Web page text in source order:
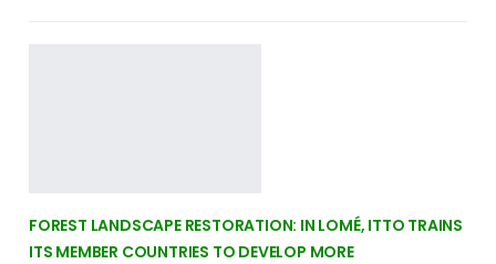
FOREST LANDSCAPE RESTORATION: IN LOMÉ, ITTO TRAINS
ITS MEMBER COUNTRIES TO DEVELOP MORE